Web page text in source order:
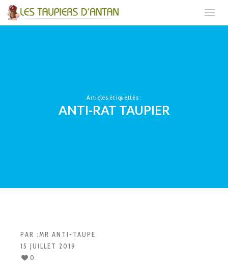
Articles étiquettés :
ANTI-RAT TAUPIER
PAR :MR ANTI-TAUPE
15 JUILLET 2019
0